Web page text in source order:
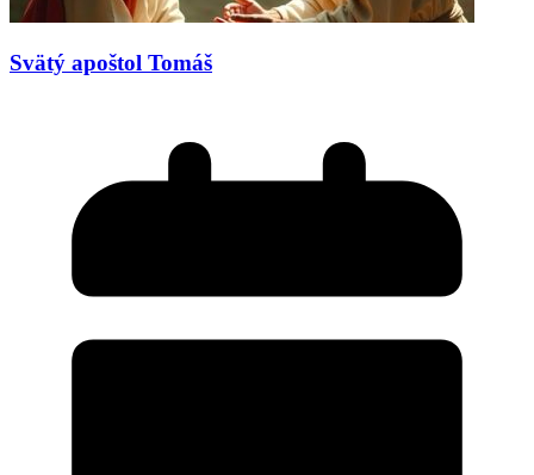
Svätý apoštol Tomáš